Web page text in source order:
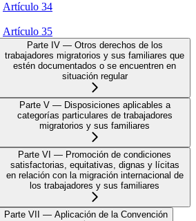
Artículo 34
Artículo 35
Parte IV — Otros derechos de los
trabajadores migratorios y sus familiares que
estén documentados o se encuentren en
situación regular
Parte V — Disposiciones aplicables a
categorías particulares de trabajadores
migratorios y sus familiares
Parte VI — Promoción de condiciones
satisfactorias, equitativas, dignas y lícitas
en relación con la migración internacional de
los trabajadores y sus familiares
Parte VII — Aplicación de la Convención